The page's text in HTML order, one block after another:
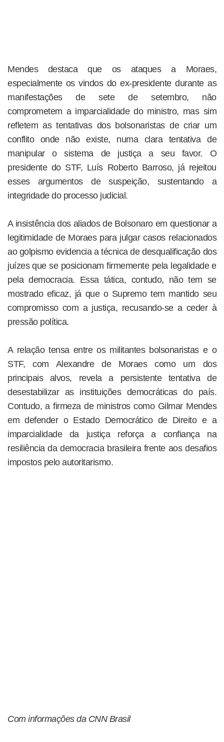
Mendes destaca que os ataques a Moraes,
especialmente os vindos do ex-presidente durante as
manifestações de sete de setembro, não
comprometem a imparcialidade do ministro, mas sim
refletem as tentativas dos bolsonaristas de criar um
conflito onde não existe, numa clara tentativa de
manipular o sistema de justiça a seu favor. O
presidente do STF, Luís Roberto Barroso, já rejeitou
esses argumentos de suspeição, sustentando a
integridade do processo judicial.
A insistência dos aliados de Bolsonaro em questionar a
legitimidade de Moraes para julgar casos relacionados
ao golpismo evidencia a técnica de desqualificação dos
juízes que se posicionam firmemente pela legalidade e
pela democracia. Essa tática, contudo, não tem se
mostrado eficaz, já que o Supremo tem mantido seu
compromisso com a justiça, recusando-se a ceder à
pressão política.
A relação tensa entre os militantes bolsonaristas e o
STF, com Alexandre de Moraes como um dos
principais alvos, revela a persistente tentativa de
desestabilizar as instituições democráticas do país.
Contudo, a firmeza de ministros como Gilmar Mendes
em defender o Estado Democrático de Direito e a
imparcialidade da justiça reforça a confiança na
resiliência da democracia brasileira frente aos desafios
impostos pelo autoritarismo.
Com informações da CNN Brasil